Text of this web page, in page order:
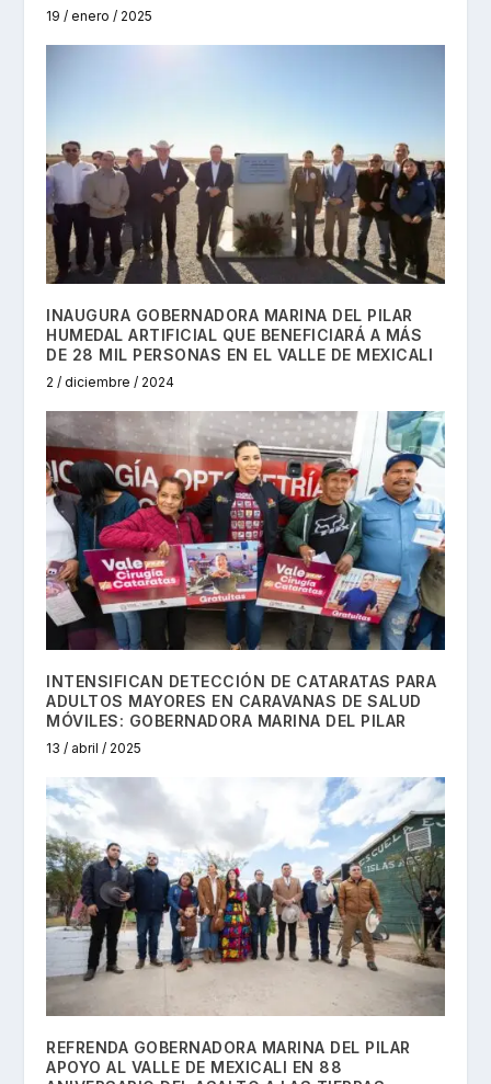
19 / enero / 2025
INAUGURA GOBERNADORA MARINA DEL PILAR
HUMEDAL ARTIFICIAL QUE BENEFICIARÁ A MÁS
DE 28 MIL PERSONAS EN EL VALLE DE MEXICALI
2 / diciembre / 2024
INTENSIFICAN DETECCIÓN DE CATARATAS PARA
ADULTOS MAYORES EN CARAVANAS DE SALUD
MÓVILES: GOBERNADORA MARINA DEL PILAR
13 / abril / 2025
REFRENDA GOBERNADORA MARINA DEL PILAR
APOYO AL VALLE DE MEXICALI EN 88